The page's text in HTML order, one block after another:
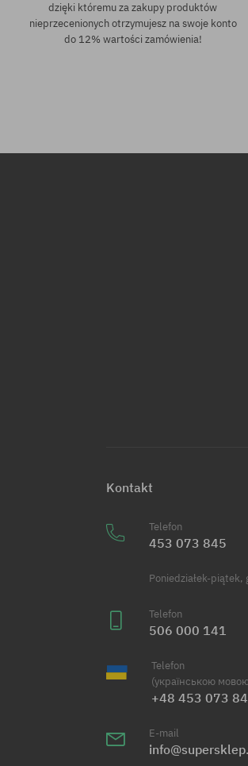
dzięki któremu za zakupy produktów
nieprzecenionych otrzymujesz na swoje konto
do 12% wartości zamówienia!
Kontakt
Telefon
453 073 845
Poniedziałek-
Telefon
506 000 141
Telefon
(українською
+48 453 073
E-mail